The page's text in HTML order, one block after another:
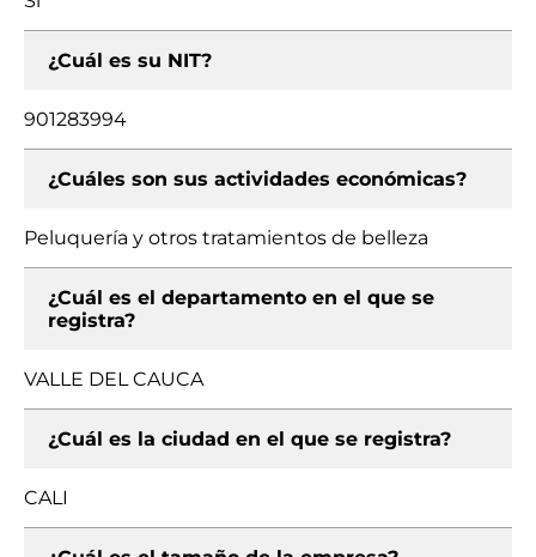
¿Cuál es su NIT?
901283994
¿Cuáles son sus actividades económicas?
Peluquería y otros tratamientos de belleza
¿Cuál es el departamento en el que se
registra?
VALLE DEL CAUCA
¿Cuál es la ciudad en el que se registra?
CALI